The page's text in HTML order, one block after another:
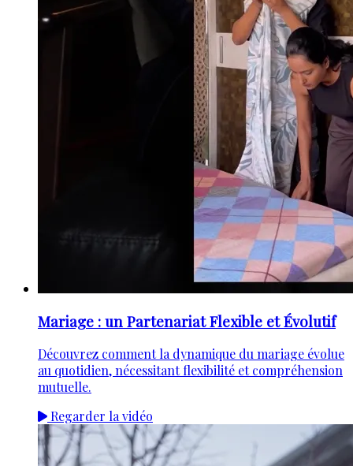
Mariage : un Partenariat Flexible et Évolutif
Découvrez comment la dynamique du mariage évolue
au quotidien, nécessitant flexibilité et compréhension
mutuelle.
Regarder la vidéo